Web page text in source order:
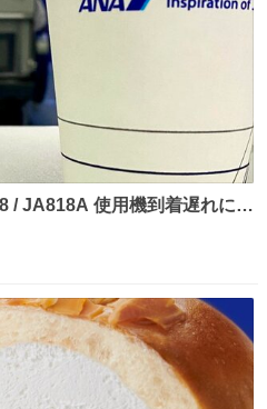
機到着遅れにつ
1秒でも遅延回復に努めてお
！ が、フライトは順調に進み
メスープ吹き出しそうになり